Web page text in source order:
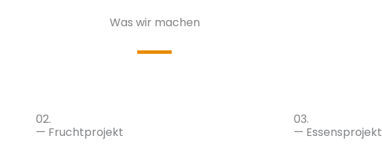
Was wir machen
02.
— Fruchtprojekt
03.
— Essensprojekt